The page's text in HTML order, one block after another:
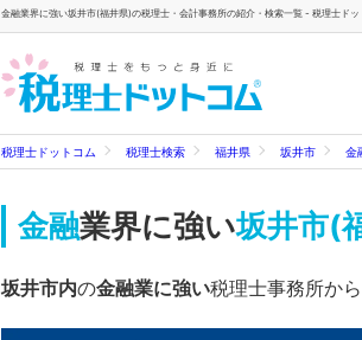
金融業界に強い坂井市(福井県)の税理士・会計事務所の紹介・検索一覧 - 税理士ドッ
税理士ドットコム 税理士検索 福井県 坂井市 金
金融業界に強い坂井市(
坂井市内の金融業に強い税理士事務所か